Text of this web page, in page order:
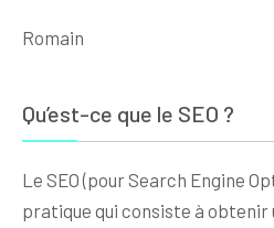
Romain
Qu’est-ce que le SEO ?
Le SEO (pour Search Engine
pratique qui consiste à